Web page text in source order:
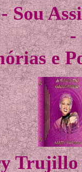
-
e
Trujillo